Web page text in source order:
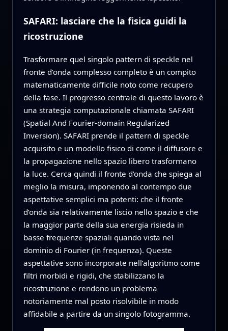
SAFARI: lasciare che la fisica guidi la
ricostruzione
Trasformare quel singolo pattern di speckle nel
fronte d’onda complesso completo è un compito
matematicamente difficile noto come recupero
della fase. Il progresso centrale di questo lavoro è
una strategia computazionale chiamata SAFARI
(Spatial And Fourier-domain Regularized
Inversion). SAFARI prende il pattern di speckle
acquisito e un modello fisico di come il diffusore e
la propagazione nello spazio libero trasformano
la luce. Cerca quindi il fronte d’onda che spiega al
meglio la misura, imponendo al contempo due
aspettative semplici ma potenti: che il fronte
d’onda sia relativamente liscio nello spazio e che
la maggior parte della sua energia risieda in
basse frequenze spaziali quando vista nel
dominio di Fourier (in frequenza). Queste
aspettative sono incorporate nell’algoritmo come
filtri morbidi e rigidi, che stabilizzano la
ricostruzione e rendono un problema
notoriamente mal posto risolvibile in modo
affidabile a partire da un singolo fotogramma.